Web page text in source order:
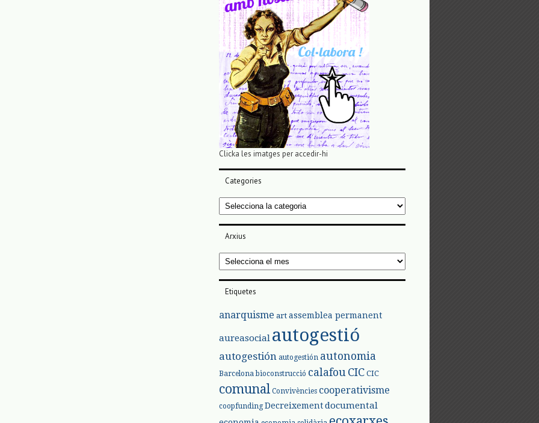
Clicka les imatges per accedir-hi
Categories
Categories
Arxius
Arxius
Etiquetes
anarquisme art assemblea permanent
aureasocial autogestió
autogestión autogestión autonomia
Barcelona bioconstrucció calafou CIC CIC
comunal Convivències cooperativisme
coopfunding Decreixementdocumental